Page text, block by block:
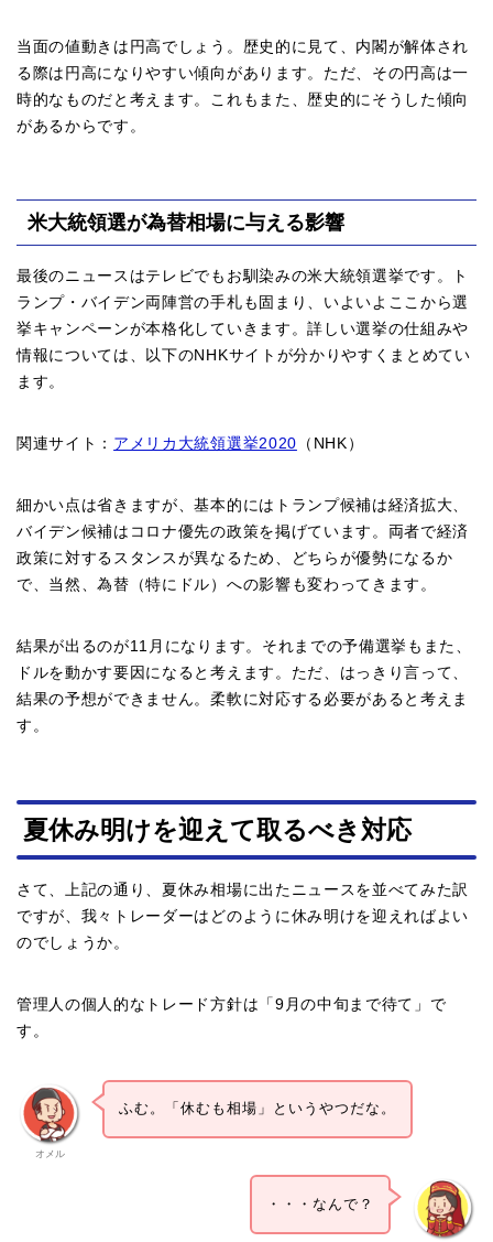
当面の値動きは円高でしょう。歴史的に見て、内閣が解体され
る際は円高になりやすい傾向があります。ただ、その円高は一
時的なものだと考えます。これもまた、歴史的にそうした傾向
があるからです。
米大統領選が為替相場に与える影響
最後のニュースはテレビでもお馴染みの米大統領選挙です。ト
ランプ・バイデン両陣営の手札も固まり、いよいよここから選
挙キャンペーンが本格化していきます。詳しい選挙の仕組みや
情報については、以下のNHKサイトが分かりやすくまとめてい
ます。
関連サイト： アメリカ大統領選挙2020 （NHK）
細かい点は省きますが、基本的にはトランプ候補は経済拡大、
バイデン候補はコロナ優先の政策を掲げています。両者で経済
政策に対するスタンスが異なるため、どちらが優勢になるか
で、当然、為替（特にドル）への影響も変わってきます。
結果が出るのが11月になります。それまでの予備選挙もまた、
ドルを動かす要因になると考えます。ただ、はっきり言って、
結果の予想ができません。柔軟に対応する必要があると考えま
す。
夏休み明けを迎えて取るべき対応
さて、上記の通り、夏休み相場に出たニュースを並べてみた訳
ですが、我々トレーダーはどのように休み明けを迎えればよい
のでしょうか。
管理人の個人的なトレード方針は「9月の中旬まで待て」で
す。
オメル
ふむ。「休むも相場」というやつだな。
・・・なんで？